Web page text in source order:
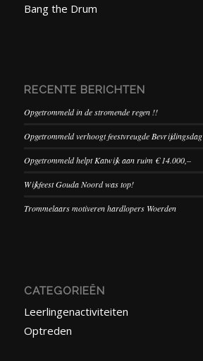
Bang the Drum
RECENTE BERICHTEN
Opgetrommeld in de stromende regen !!
Opgetrommeld verhoogt feestvreugde Bevrijdingsdag
Opgetrommeld helpt Katwijk aan ruim € 14.000,–
Wijkfeest Gouda Noord was top!
Trommelaars motiveren hardlopers Woerden
CATEGORIEËN
Leerlingenactiviteiten
Optreden